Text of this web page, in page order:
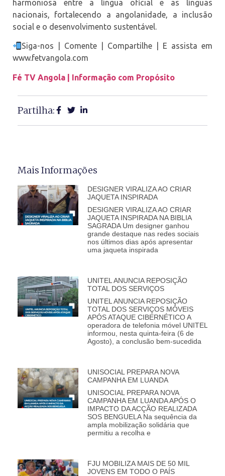
harmoniosa entre a língua oficial e as línguas
nacionais, fortalecendo a angolanidade, a inclusão
social e o desenvolvimento sustentável.
Siga-nos | Comente | Compartilhe | E assista em
www.fetvangola.com
Fé TV Angola | Informação com Propósito
Partilha:
Mais Informações
DESIGNER VIRALIZA AO CRIAR
JAQUETA INSPIRADA
DESIGNER VIRALIZA AO CRIAR
JAQUETA INSPIRADA NA BIBLIA
SAGRADA Um designer ganhou
grande destaque nas redes sociais
nos últimos dias após apresentar
uma jaqueta inspirada
UNITEL ANUNCIA REPOSIÇÃO
TOTAL DOS SERVIÇOS
UNITEL ANUNCIA REPOSIÇÃO
TOTAL DOS SERVIÇOS MÓVEIS
APÓS ATAQUE CIBERNÉTICO A
operadora de telefonia móvel UNITEL
informou, nesta quinta-feira (6 de
Agosto), a conclusão bem-sucedida
UNISOCIAL PREPARA NOVA
CAMPANHA EM LUANDA
UNISOCIAL PREPARA NOVA
CAMPANHA EM LUANDA APÓS O
IMPACTO DA ACÇÃO REALIZADA
SOS BENGUELA Na sequência da
ampla mobilização solidária que
permitiu a recolha e
FJU MOBILIZA MAIS DE 50 MIL
JOVENS EM TODO O PAÍS